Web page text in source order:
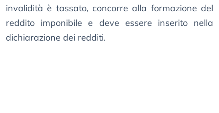
invalidità è tassato, concorre alla formazione del
reddito imponibile e deve essere inserito nella
dichiarazione dei redditi.